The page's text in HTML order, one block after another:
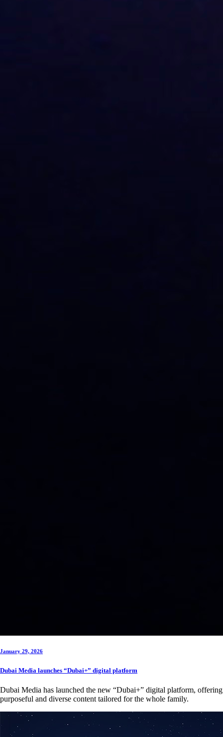
January 29, 2026
Dubai Media launches “Dubai+” digital platform
Dubai Media has launched the new “Dubai+” digital platform, offering
purposeful and diverse content tailored for the whole family.